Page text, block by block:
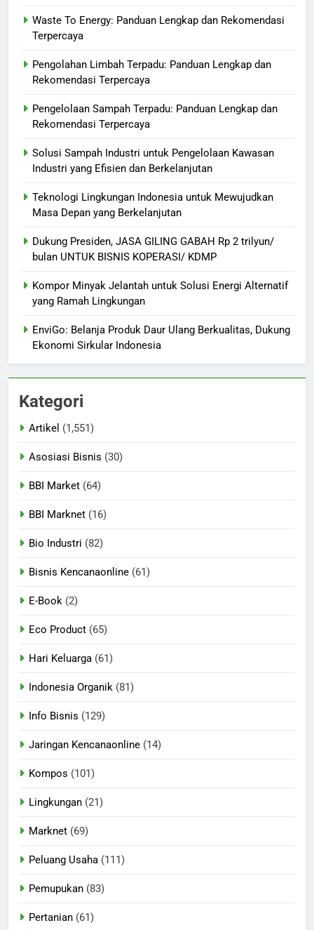
Waste To Energy: Panduan Lengkap dan Rekomendasi
Terpercaya
Pengolahan Limbah Terpadu: Panduan Lengkap dan
Rekomendasi Terpercaya
Pengelolaan Sampah Terpadu: Panduan Lengkap dan
Rekomendasi Terpercaya
Solusi Sampah Industri untuk Pengelolaan Kawasan
Industri yang Efisien dan Berkelanjutan
Teknologi Lingkungan Indonesia untuk Mewujudkan
Masa Depan yang Berkelanjutan
Dukung Presiden, JASA GILING GABAH Rp 2 trilyun/
bulan UNTUK BISNIS KOPERASI/ KDMP
Kompor Minyak Jelantah untuk Solusi Energi Alternatif
yang Ramah Lingkungan
EnviGo: Belanja Produk Daur Ulang Berkualitas, Dukung
Ekonomi Sirkular Indonesia
Kategori
Artikel (1,551)
Asosiasi Bisnis (30)
BBI Market (64)
BBI Marknet (16)
Bio Industri (82)
Bisnis Kencanaonline (61)
E-Book (2)
Eco Product (65)
Hari Keluarga (61)
Indonesia Organik (81)
Info Bisnis (129)
Jaringan Kencanaonline (14)
Kompos (101)
Lingkungan (21)
Marknet (69)
Peluang Usaha (111)
Pemupukan (83)
Pertanian (61)